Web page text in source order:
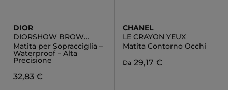
DIOR
DIORSHOW BROW
STYLER
Matita per Sopracciglia –
Waterproof – Alta
Precisione
32,83 €
CHANEL
LE CRAYON YEUX
Matita Contorno Occhi
Da 29,17 €